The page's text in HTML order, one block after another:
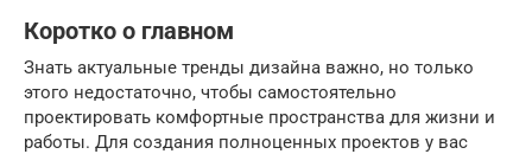
Коротко о главном
Знать актуальные тренды дизайна важно, но только
этого недостаточно, чтобы самостоятельно
проектировать комфортные пространства для жизни и
работы. Для создания полноценных проектов у вас